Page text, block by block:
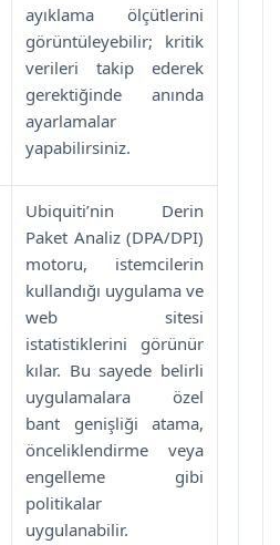
ayıklama ölçütlerini
görüntüleyebilir; kritik
verileri takip ederek
gerektiğinde anında
ayarlamalar
yapabilirsiniz.
Ubiquiti’nin Derin
Paket Analiz (DPA/DPI)
motoru, istemcilerin
kullandığı uygulama ve
web sitesi
istatistiklerini görünür
kılar. Bu sayede belirli
uygulamalara özel
bant genişliği atama,
önceliklendirme veya
engelleme gibi
politikalar
uygulanabilir.